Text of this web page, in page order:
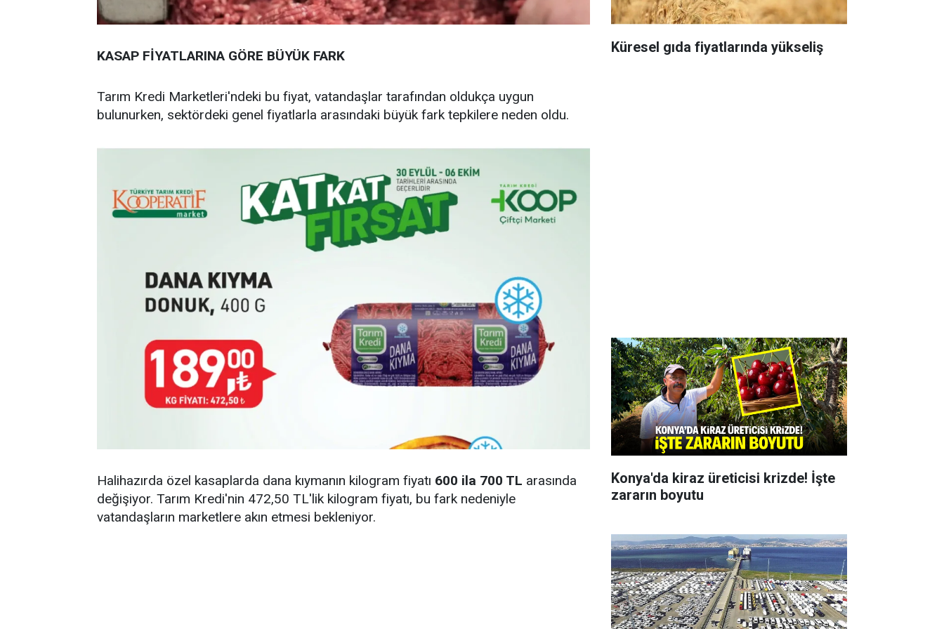
KASAP FİYATLARINA GÖRE BÜYÜK FARK
Tarım Kredi Marketleri'ndeki bu fiyat, vatandaşlar tarafından oldukça uygun
bulunurken, sektördeki genel fiyatlarla arasındaki büyük fark tepkilere neden oldu.
Halihazırda özel kasaplarda dana kıymanın kilogram fiyatı 600 ila 700 TL arasında
değişiyor. Tarım Kredi'nin 472,50 TL'lik kilogram fiyatı, bu fark nedeniyle
vatandaşların marketlere akın etmesi bekleniyor.
Küresel gıda fiyatlarında yükseliş
Konya'da kiraz üreticisi krizde! İşte
zararın boyutu